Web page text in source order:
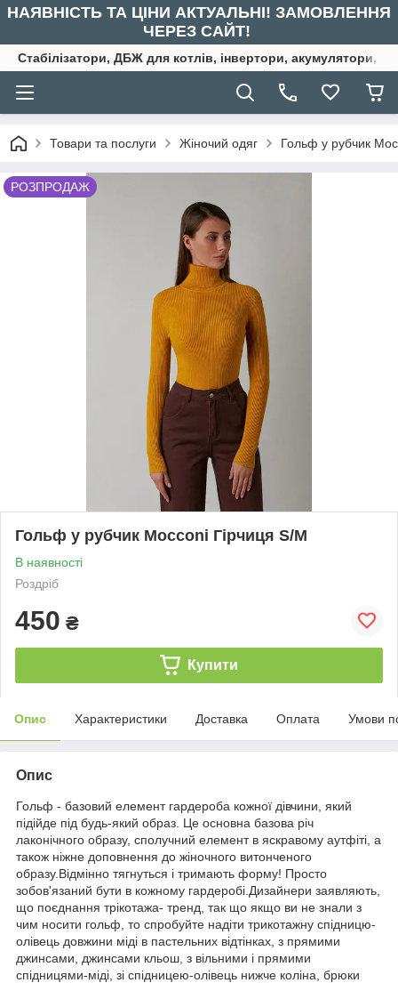
НАЯВНІСТЬ ТА ЦІНИ АКТУАЛЬНІ! ЗАМОВЛЕННЯ
ЧЕРЕЗ САЙТ!
Стабілізатори, ДБЖ для котлів, інвертори, акумулятори,
Товари та послуги Жіночий одяг Гольф у рубчик
РОЗПРОДАЖ
Гольф у рубчик Mocconi Гірчиця S/M
В наявності
Роздріб
450 ₴
Купити
Опис Характеристики Доставка Оплата Умови
Опис
Гольф - базовий елемент гардероба кожної дівчини, який
підійде під будь-який образ. Це основна базова річ
лаконічного образу, сполучний елемент в яскравому аутфіті, а
також ніжне доповнення до жіночного витонченого
образу.Відмінно тягнуться і тримають форму! Просто
зобов'язаний бути в кожному гардеробі.Дизайнери заявляють,
що поєднання трікотажа- тренд, так що якщо ви не знали з
чим носити гольф, то спробуйте надіти трикотажну спідницю-
олівець довжини міді в пастельних відтінках, з прямими
джинсами, джинсами кльош, з вільними і прямими
спідницями-міді, зі спідницею-олівець нижче коліна, брюки